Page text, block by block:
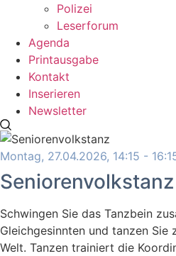
Polizei
Leserforum
Agenda
Printausgabe
Kontakt
Inserieren
Newsletter
Montag, 27.04.2026, 14:15 -
Schwingen Sie das Tanzbein
Gleichgesinnten und tanzen Sie
Welt. Tanzen trainiert die